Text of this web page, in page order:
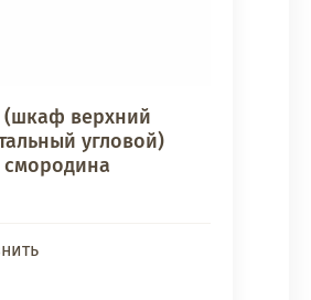
(шкаф верхний
угловой)